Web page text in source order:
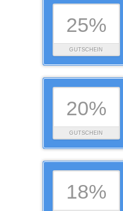
25%
GUTSCHEIN
20%
GUTSCHEIN
18%